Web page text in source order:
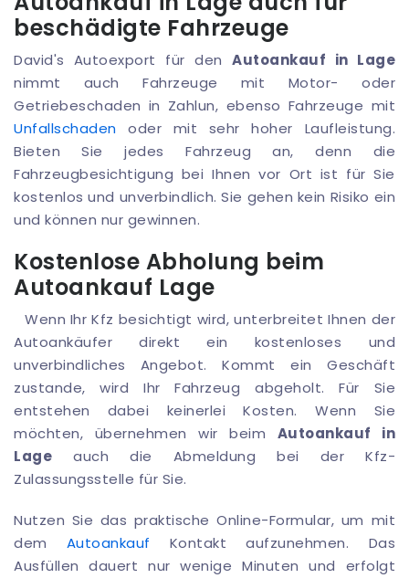
beschädigte Fahrzeuge
David's Autoexport für denAutoankauf in Lage
nimmt auch Fahrzeuge mit Motor- oder
Getriebeschaden in Zahlun, ebenso Fahrzeuge mit
Unfallschaden oder mit sehr hoher Laufleistung.
Bieten Sie jedes Fahrzeug an, denn die
Fahrzeugbesichtigung bei Ihnen vor Ort ist für Sie
kostenlos und unverbindlich. Sie gehen kein Risiko ein
und können nur gewinnen.
Kostenlose Abholung beim
Autoankauf Lage
Wenn Ihr Kfz besichtigt wird, unterbreitet Ihnen der
Autoankäufer direkt ein kostenloses und
unverbindliches Angebot. Kommt ein Geschäft
zustande, wird Ihr Fahrzeug abgeholt. Für Sie
entstehen dabei keinerlei Kosten. Wenn Sie
möchten, übernehmen wir beim Autoankauf in
Lage auch die Abmeldung bei der Kfz-
Zulassungsstelle für Sie.
Nutzen Sie das praktische Online-Formular, um mit
dem Autoankauf Kontakt aufzunehmen. Das
Ausfüllen dauert nur wenige Minuten und erfolgt